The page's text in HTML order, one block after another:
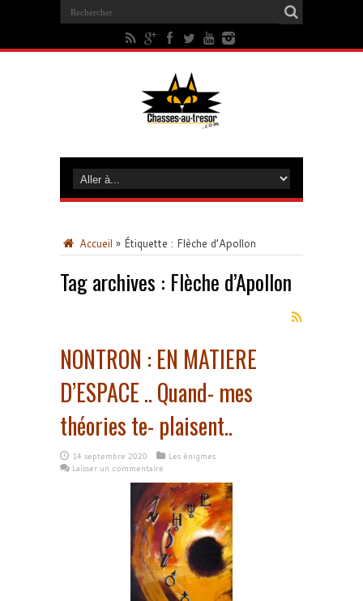
Accueil » Étiquette : Flèche d’Apollon
Tag archives : Flèche d’Apollon
NONTRON : EN MATIERE
D’ESPACE .. Quand- mes
théories te- plaisent..
14 septembre 2020
Les énigmes
Laisser un commentaire